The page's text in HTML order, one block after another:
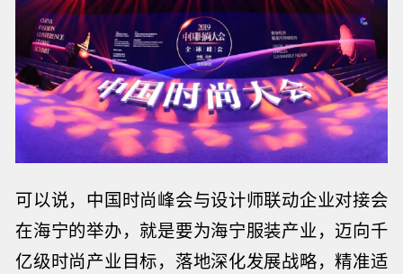
可以说， 中国时尚峰会与设计师联动企业对接会
在海宁的举办，就是要为海宁服装产业，迈向千
亿级时尚产业目标，落地深化发展战略，精准适